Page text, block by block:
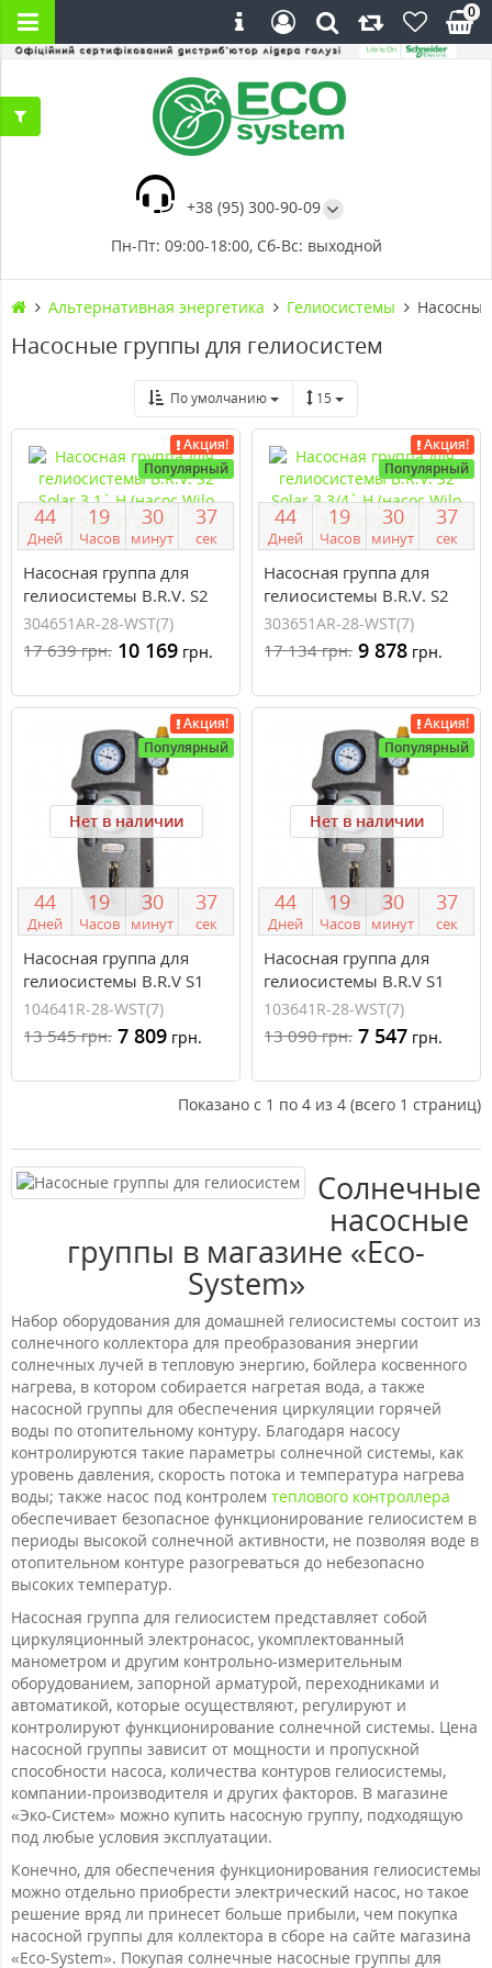
+38 (95) 300-90-09
Пн-Пт: 09:00-18:00, Сб-Вс: выходной
0
Альтернативная энергетика Гелиосистемы
Насосные группы для гелиосистем
По умолчанию 15
Акция!
Популярный
44
Дней
19
Часов
30
минут
36
сек
Насосная группа для
гелиосистемы B.R.V. S2
Solar 3 1` Н (насос Wilo
Star ST 25/7)
304651AR-28-WST(7)
17 639грн. 10 169 грн.
Акция!
Популярный
44
Дней
19
Часов
30
минут
36
сек
Насосная группа для
гелиосистемы B.R.V. S2
Solar 3 3/4` Н (насос Wilo
Star ST 25/7)
303651AR-28-WST(7)
17 134грн. 9 878 грн.
Акция!
Популярный
Нет в наличии
44
Дней
19
Часов
30
минут
36
сек
Насосная группа для
гелиосистемы B.R.V S1
Solar 1 1` Н (насос Wilo
Star ST 25/7)
104641R-28-WST(7)
13 545грн. 7 809 грн.
Акция!
Популярный
Нет в наличии
44
Дней
19
Часов
30
минут
36
сек
Насосная группа для
гелиосистемы B.R.V S1
Solar 1 3/4` Н (насос Wilo
Star ST 25/7)
103641R-28-WST(7)
13 090грн. 7 547 грн.
Показано с 1 по 4 из 4 (всего 1 страниц)
Солнечные
насосные
группы в магазине «Eco-
System»
Набор оборудования для домашней гелиосистемы состоит из
солнечного коллектора для преобразования энергии
солнечных лучей в тепловую энергию, бойлера косвенного
нагрева, в котором собирается нагретая вода, а также
насосной группы для обеспечения циркуляции горячей
воды по отопительному контуру. Благодаря насосу
контролируются такие параметры солнечной системы, как
уровень давления, скорость потока и температура нагрева
воды; также насос под контролем теплового контроллера
обеспечивает безопасное функционирование гелиосистем в
периоды высокой солнечной активности, не позволяя воде в
отопительном контуре разогреваться до небезопасно
высоких температур.
Насосная группа для гелиосистем представляет собой
циркуляционный электронасос, укомплектованный
манометром и другим контрольно-измерительным
оборудованием, запорной арматурой, переходниками и
автоматикой, которые осуществляют, регулируют и
контролируют функционирование солнечной системы. Цена
насосной группы зависит от мощности и пропускной
способности насоса, количества контуров гелиосистемы,
компании-производителя и других факторов. В магазине
«Эко-Систем» можно купить насосную группу, подходящую
под любые условия эксплуатации.
Конечно, для обеспечения функционирования гелиосистемы
можно отдельно приобрести электрический насос, но такое
решение вряд ли принесет больше прибыли, чем покупка
насосной группы для коллектора в сборе на сайте магазина
«Eco-System». Покупая солнечные насосные группы для